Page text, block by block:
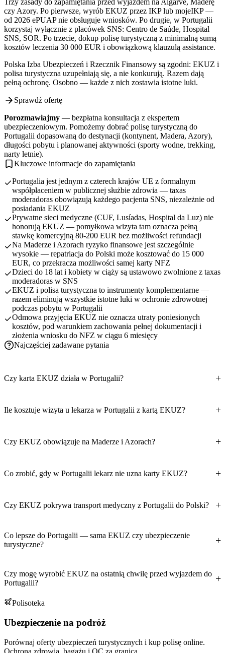
Trzy zasady do zapamiętania przed wyjazdem na Algarve, Maderę
czy Azory. Po pierwsze, wyrób EKUZ przez IKP lub mojeIKP —
od 2026 ePUAP nie obsługuje wniosków. Po drugie, w Portugalii
korzystaj wyłącznie z placówek SNS: Centro de Saúde, Hospital
SNS, SOR. Po trzecie, dokup polisę turystyczną z minimalną sumą
kosztów leczenia 30 000 EUR i obowiązkową klauzulą assistance.
Polska Izba Ubezpieczeń i Rzecznik Finansowy są zgodni: EKUZ i
polisa turystyczna uzupełniają się, a nie konkurują. Razem dają
pełną ochronę. Osobno — każde z nich zostawia istotne luki.
Sprawdź ofertę
Porozmawiajmy — bezpłatna konsultacja z ekspertem
ubezpieczeniowym. Pomożemy dobrać polisę turystyczną do
Portugalii dopasowaną do destynacji (kontynent, Madera, Azory),
długości pobytu i planowanej aktywności (sporty wodne, trekking,
narty letnie).
Kluczowe informacje do zapamiętania
Portugalia jest jednym z czterech krajów UE z formalnym
współpłaceniem w publicznej służbie zdrowia — taxas
moderadoras obowiązują każdego pacjenta SNS, niezależnie od
posiadania EKUZ
Prywatne sieci medyczne (CUF, Lusíadas, Hospital da Luz) nie
honorują EKUZ — pomyłkowa wizyta tam oznacza pełną
stawkę komercyjną 80-200 EUR bez możliwości refundacji
Na Maderze i Azorach ryzyko finansowe jest szczególnie
wysokie — repatriacja do Polski może kosztować do 15 000
EUR, co przekracza możliwości samej karty NFZ
Dzieci do 18 lat i kobiety w ciąży są ustawowo zwolnione z taxas
moderadoras w SNS
EKUZ i polisa turystyczna to instrumenty komplementarne —
razem eliminują wszystkie istotne luki w ochronie zdrowotnej
podczas pobytu w Portugalii
Odmowa przyjęcia EKUZ nie oznacza utraty poniesionych
kosztów, pod warunkiem zachowania pełnej dokumentacji i
złożenia wniosku do NFZ w ciągu 6 miesięcy
Najczęściej zadawane pytania
Czy karta EKUZ działa w Portugalii?
Ile kosztuje wizyta u lekarza w Portugalii z kartą EKUZ?
Czy EKUZ obowiązuje na Maderze i Azorach?
Co zrobić, gdy w Portugalii lekarz nie uzna karty EKUZ?
Czy EKUZ pokrywa transport medyczny z Portugalii do Polski?
Co lepsze do Portugalii — sama EKUZ czy ubezpieczenie
turystyczne?
Czy mogę wyrobić EKUZ na ostatnią chwilę przed wyjazdem do
Portugalii?
Polisoteka
Ubezpieczenie na podróż
Porównaj oferty ubezpieczeń turystycznych i kup polisę online.
Ochrona zdrowia, bagażu i OC za granicą.